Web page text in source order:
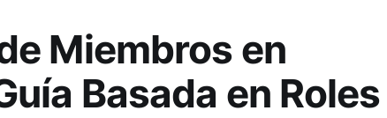
Miembros en
Basada en Roles